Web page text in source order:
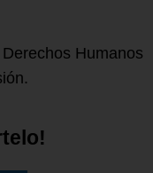
Humanos
te o!